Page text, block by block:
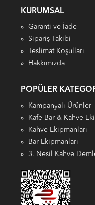
KURUMSAL
Garanti ve İade
Sipariş Takibi
Teslimat Koşulları
Hakkımızda
POPÜLER
Kampanyalı Ürünler
Kafe Bar & Kahve
Kahve Ekipmanları
Bar Ekipmanları
3. Nesil Kahve